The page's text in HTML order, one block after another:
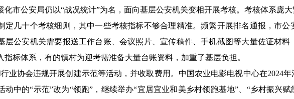
化市公安局仍以“战况统计”为名，面向基层公安机关变相开展考核。考核体系庞
定几十个考核细则，其中一些考核指标不够合理精准。频繁开展排名通报，市公
层公安机关需要报送工作台账、会议照片、宣传稿件、手机截图等大量佐证材
指标体系，有的镇村为迎考需准备大量台账资料，加重了基层负担。
协会违规开展创建示范等活动，并收取费用。中国农业电影电视中心在2024年
动中的“示范”改为“领跑”，继续举办“宜居宜业和美乡村领跑基地”、“乡村振兴